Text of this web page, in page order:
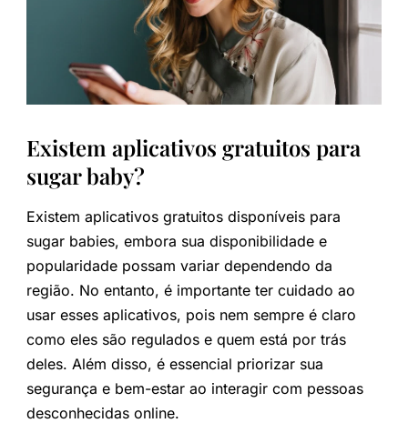
Existem aplicativos gratuitos para
sugar baby?
Existem aplicativos gratuitos disponíveis para
sugar babies, embora sua disponibilidade e
popularidade possam variar dependendo da
região. No entanto, é importante ter cuidado ao
usar esses aplicativos, pois nem sempre é claro
como eles são regulados e quem está por trás
deles. Além disso, é essencial priorizar sua
segurança e bem-estar ao interagir com pessoas
desconhecidas online.